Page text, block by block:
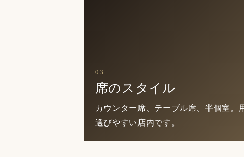
03
席のスタイル
カウンター席、テーブル席、半個室。
選びやすい店内です。